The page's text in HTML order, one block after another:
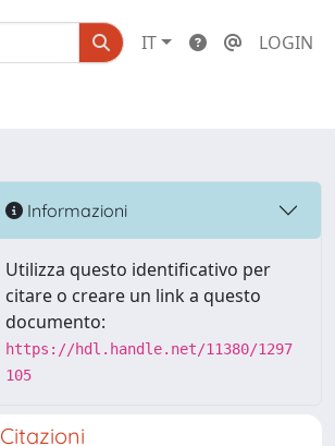
IT LOGIN
Informazioni
Utilizza questo identificativo per
citare o creare un link a questo
documento:
https://hdl.handle.net/11380/1297
105
Citazioni